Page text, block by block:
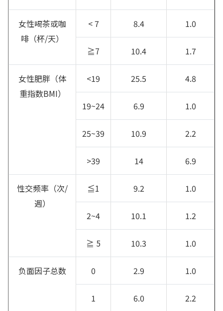
女性喝茶或咖
啡（杯/天）
< 7 8.4 1.0
≧7 10.4 1.7
女性肥胖（体
重指数BMI）
<19 25.5 4.8
19~24 6.9 1.0
25~39 10.9 2.2
>39 14 6.9
性交频率（次/
週）
≦1 9.2 1.0
2~4 10.1 1.2
≧ 5 10.3 1.0
负面因子总数 0 2.9 1.0
1 6.0 2.2